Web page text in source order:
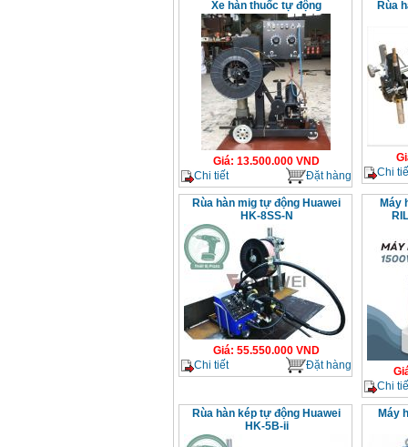
Xe hàn thuốc tự động
Giá: 13.500.000 VND
Chi tiết
Đặt hàng
Rùa
Chi
Rùa hàn mig tự động Huawei
HK-8SS-N
Giá: 55.550.000 VND
Chi tiết
Đặt hàng
Máy
Chi
Rùa hàn kép tự động Huawei
HK-5B-ii
Máy